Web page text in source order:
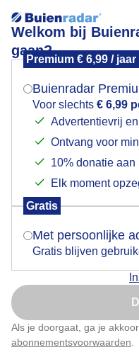
Welkom bij
gaan?
Premium € 6,99 / jaar
Buienradar
Voor slechts € 6,99
Advertentievrij
Ontvang voor
10% donatie
Elk moment
Gratis
Met persoonlijke
Gratis blijven
Als je doorgaat, ga je
abonnementsvoorwaarden
Prachtige mistige
molen.
Door: Marinus De Keijzer
Mogen we je
Indien je hier nog
verschijnt er zo een
Is
Nu
Klik hier